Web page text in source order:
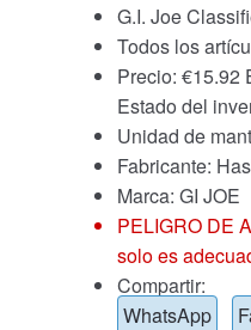
G.I. Joe
Todos los
Precio: €15.92
Estado del
Unidad de
Fabricante:
Marca: GI JOE
PELIGRO DE
solo es
Compartir:
WhatsApp